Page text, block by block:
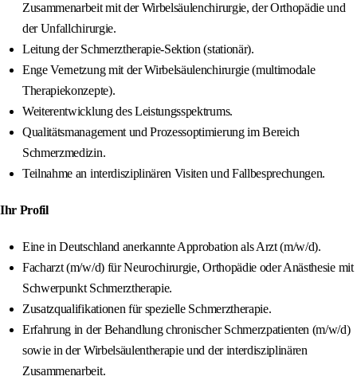
Zusammenarbeit mit der Wirbelsäulenchirurgie, der Orthopädie und
der Unfallchirurgie.
Leitung der Schmerztherapie-Sektion (stationär).
Enge Vernetzung mit der Wirbelsäulenchirurgie (multimodale
Therapiekonzepte).
Weiterentwicklung des Leistungsspektrums.
Qualitätsmanagement und Prozessoptimierung im Bereich
Schmerzmedizin.
Teilnahme an interdisziplinären Visiten und Fallbesprechungen.
Ihr Profil
Eine in Deutschland anerkannte Approbation als Arzt (m/w/d).
Facharzt (m/w/d) für Neurochirurgie, Orthopädie oder Anästhesie mit
Schwerpunkt Schmerztherapie.
Zusatzqualifikationen für spezielle Schmerztherapie.
Erfahrung in der Behandlung chronischer Schmerzpatienten (m/w/d)
sowie in der Wirbelsäulentherapie und der interdisziplinären
Zusammenarbeit.